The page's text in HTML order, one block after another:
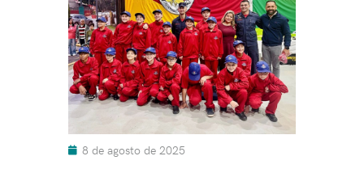
8 de agosto de 2025